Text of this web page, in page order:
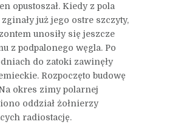
opustoszał. Kiedy z pola
już jego ostre szczyty,
unosiły się jeszcze
z podpalonego węgla. Po
do zatoki zawinęły
Rozpoczęto budowę
okres zimy polarnej
oddział żołnierzy
radiostację.